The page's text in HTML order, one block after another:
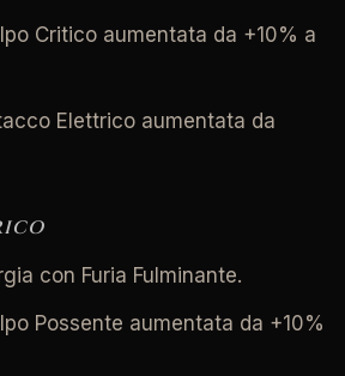
Critico aumentata da +10% a
Elettrico aumentata da
con Furia Fulminante.
Possente aumentata da +10%